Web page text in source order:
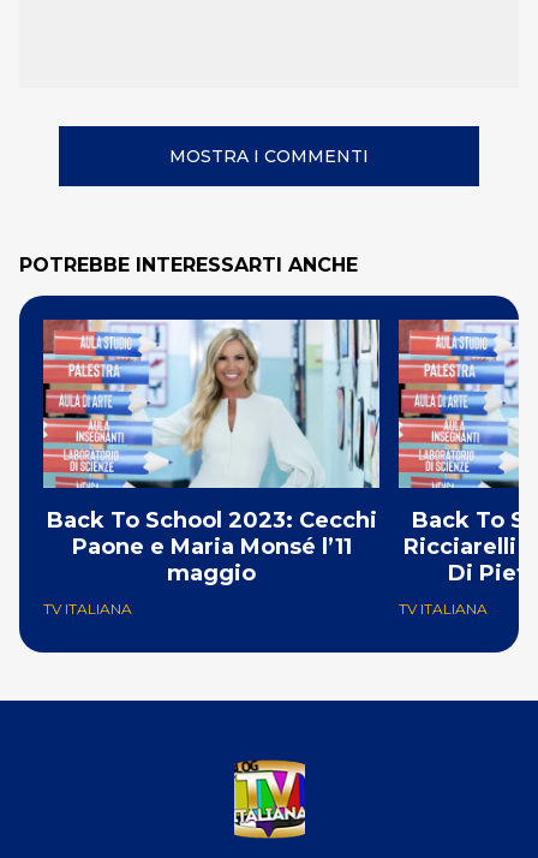
MOSTRA I COMMENTI
POTREBBE INTERESSARTI ANCHE
Back To School 2023: Cecchi
Paone e Maria Monsé l’11
maggio
TV ITALIANA
Back To
Ricciarelli
TV ITALIANA